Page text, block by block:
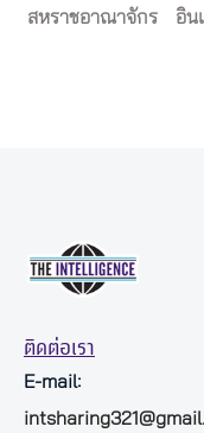
สหราชอาณาจักร
อิน
ติดต่อเรา
E-mail: